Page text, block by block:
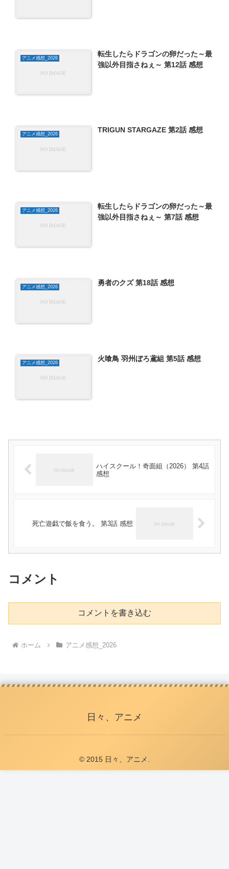
アニメ感想_2026
転生したらドラゴンの卵だった～最
強以外目指さねぇ～ 第12話 感想
アニメ感想_2026 TRIGUN STARGAZE 第2話 感想
アニメ感想_2026
転生したらドラゴンの卵だった～最
強以外目指さねぇ～ 第7話 感想
アニメ感想_2026 勇者のクズ 第18話 感想
アニメ感想_2026 火喰鳥 羽州ぼろ鳶組 第5話 感想
ハイスクール！奇面組（2026） 第4話
感想
死亡遊戯で飯を食う。 第3話 感想
コメント
コメントを書き込む
ホーム アニメ感想_2026
日々、アニメ
© 2015 日々、アニメ.